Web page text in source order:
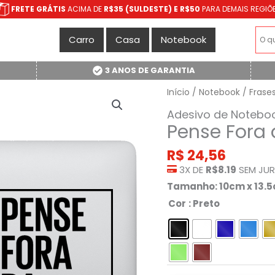
FRETE GRÁTIS ACIMA DE R$35 (SULDESTE) E R$50 PARA DEMAIS
Carro Casa Notebook
3 ANOS DE GARANTIA
Início / Notebook / Frases
Adesivo de
Pense
R$ 24,56
3X DE R$8.19 SEM
Tamanho: 10cm x
Cor : Preto